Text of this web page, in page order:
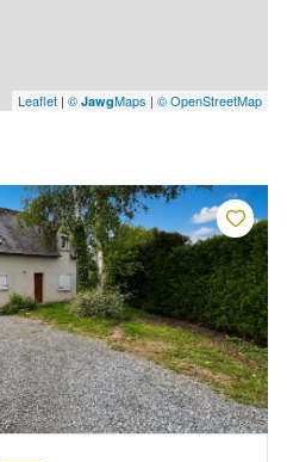
Leaflet | © JawgMaps | © OpenStreetMap